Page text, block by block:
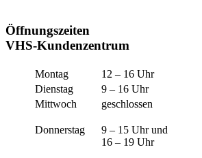
Öffnungszeiten
VHS-Kundenzentrum
Montag
12 – 16 Uhr
Dienstag
9 – 16 Uhr
Mittwoch
geschlossen
Donnerstag
9 – 15 Uhr und
16 – 19 Uhr